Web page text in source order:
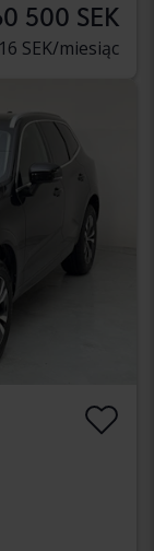
500 SEK
SEK/miesiąc